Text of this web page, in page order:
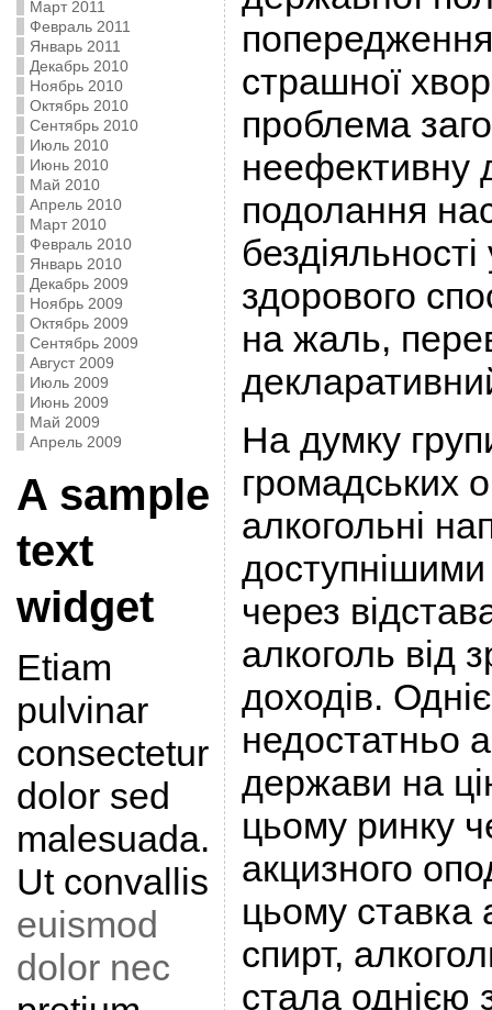
Март 2011
Февраль 2011
Январь 2011
Декабрь 2010
Ноябрь 2010
Октябрь 2010
Сентябрь 2010
Июль 2010
Июнь 2010
Май 2010
Апрель 2010
Март 2010
Февраль 2010
Январь 2010
Декабрь 2009
Ноябрь 2009
Октябрь 2009
Сентябрь 2009
Август 2009
Июль 2009
Июнь 2009
Май 2009
Апрель 2009
A sample
text
widget
Etiam
pulvinar
consectetur
dolor sed
malesuada.
Ut convallis
euismod
dolor nec
страшної
проблема
неефективну
подолання
здорового
на жаль,
На думку
громадських
алкогольні
через
алкоголь від
доходів.
недостатньо
держави на
цьому ринку
акцизного
цьому ставка
спирт,
стала однією